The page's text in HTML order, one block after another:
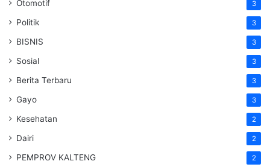
Otomotif 3
Politik 3
BISNIS 3
Sosial 3
Berita Terbaru 3
Gayo 3
Kesehatan 2
Dairi 2
PEMPROV KALTENG 2